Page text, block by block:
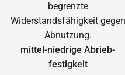
mittel-niedrige Abrieb­
festigkeit